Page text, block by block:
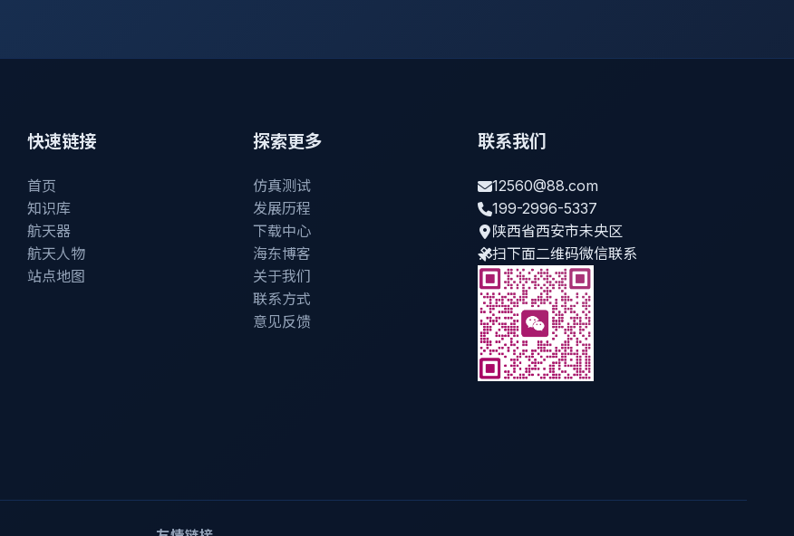
快速链接
首页
知识库
航天器
航天人物
站点地图
探索更多
仿真测试
发展历程
下载中心
海东博客
关于我们
联系方式
意见反馈
联系我们
12560@88.com
199-2996-5337
陕西省西安市未央区
扫下面二维码微信联系